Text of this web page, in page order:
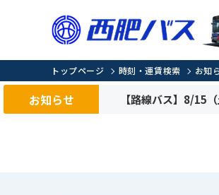
トップページ 時刻・運賃検索 お知
お知らせ 【路線バス】8/15